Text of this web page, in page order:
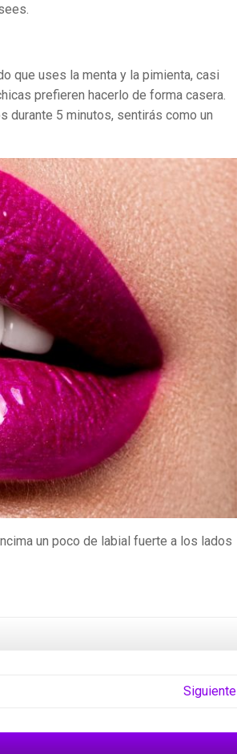
que uses la menta y la pimienta, casi
prefieren hacerlo de forma casera.
5 minutos, sentirás como un
un poco de labial fuerte a los lados
Siguiente